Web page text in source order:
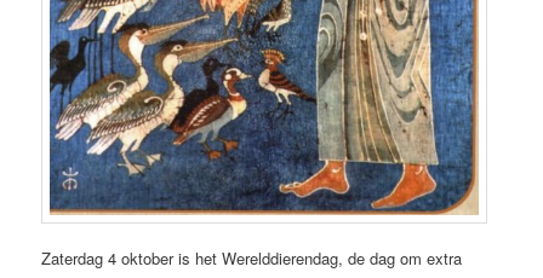
Zaterdag 4 oktober is het Werelddierendag, de dag om extra